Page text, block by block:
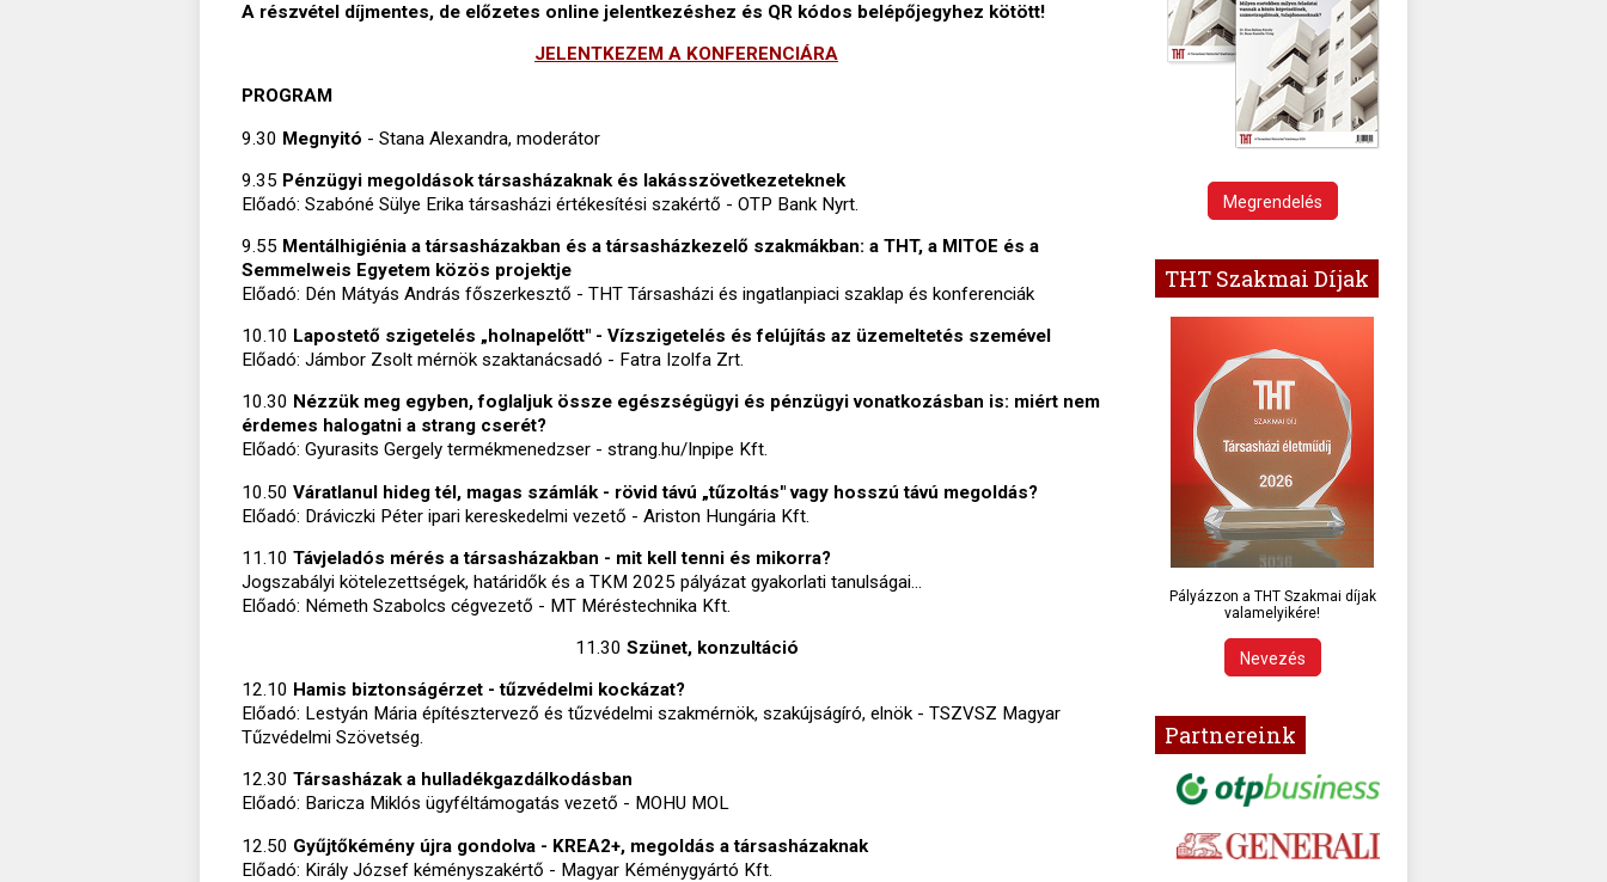
A részvétel díjmentes, de előzetes online jelentkezéshez és QR kódos belépőjegyhez kötött!
JELENTKEZEM A KONFERENCIÁRA
PROGRAM
9.30 Megnyitó - Stana Alexandra, moderátor
9.35 Pénzügyi megoldások társasházaknak és lakásszövetkezeteknek
Előadó: Szabóné Sülye Erika társasházi értékesítési szakértő - OTP Bank Nyrt.
9.55 Mentálhigiénia a társasházakban és a társasházkezelő szakmákban: a THT, a MITOE és a
Semmelweis Egyetem közös projektje
Előadó: Dén Mátyás András főszerkesztő - THT Társasházi és ingatlanpiaci szaklap és konferenciák
10.10 Lapostető szigetelés „holnapelőtt" - Vízszigetelés és felújítás az üzemeltetés szemével
Előadó: Jámbor Zsolt mérnök szaktanácsadó - Fatra Izolfa Zrt.
10.30 Nézzük meg egyben, foglaljuk össze egészségügyi és pénzügyi vonatkozásban is: miért nem
érdemes halogatni a strang cserét?
Előadó: Gyurasits Gergely termékmenedzser - strang.hu/Inpipe Kft.
10.50 Váratlanul hideg tél, magas számlák - rövid távú „tűzoltás" vagy hosszú távú megoldás?
Előadó: Dráviczki Péter ipari kereskedelmi vezető - Ariston Hungária Kft.
11.10 Távjeladós mérés a társasházakban - mit kell tenni és mikorra?
Jogszabályi kötelezettségek, határidők és a TKM 2025 pályázat gyakorlati tanulságai...
Előadó: Németh Szabolcs cégvezető - MT Méréstechnika Kft.
11.30 Szünet, konzultáció
12.10 Hamis biztonságérzet - tűzvédelmi kockázat?
Előadó: Lestyán Mária építésztervező és tűzvédelmi szakmérnök, szakújságíró, elnök - TSZVSZ Magyar
Tűzvédelmi Szövetség.
12.30 Társasházak a hulladékgazdálkodásban
Előadó: Baricza Miklós ügyféltámogatás vezető - MOHU MOL
12.50 Gyűjtőkémény újra gondolva - KREA2+, megoldás a társasházaknak
Előadó: Király József kéményszakértő - Magyar Kéménygyártó Kft.
Megrendelés
THT Szakmai Díjak
Pályázzon a THT Szakmai díjak
valamelyikére!
Nevezés
Partnereink